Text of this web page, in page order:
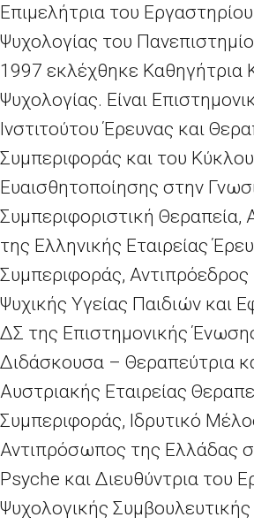
Επιμελήτρια του
Ψυχολογίας του
1997 εκλέχθηκε Καθηγήτρια
Ψυχολογίας. Είναι
Ινστιτούτου Έρευνας και
Συμπεριφοράς και του Κύκλου
Ευαισθητοποίησης στην
Συμπεριφοριστική Θεραπεία,
της Ελληνικής Εταιρείας
Συμπεριφοράς, Αντιπρόεδρος
Ψυχικής Υγείας Παιδιών και
ΔΣ της Επιστημονικής
Διδάσκουσα – Θεραπεύτρια
Αυστριακής Εταιρείας
Συμπεριφοράς, Ιδρυτικό
Αντιπρόσωπος της Ελλάδας
Psyche και Διευθύντρια του
Ψυχολογικής Συμβουλευτικής